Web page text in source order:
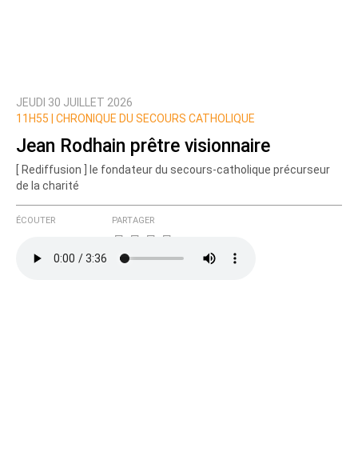
Prévenez-moi de tous les nouveaux commentaires
JEUDI 30 JUILLET 2026
11H55 |
CHRONIQUE DU SECOURS CATHOLIQUE
Jean Rodhain prêtre visionnaire
[ Rediffusion ] le fondateur du secours-catholique précurseur
de la charité
ÉCOUTER PARTAGER